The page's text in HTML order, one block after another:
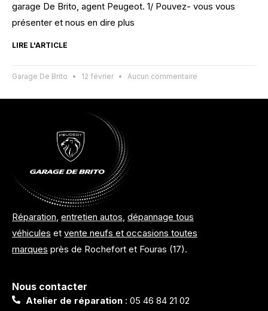
garage De Brito, agent Peugeot. 1/ Pouvez- vous vous
présenter et nous en dire plus
LIRE L'ARTICLE
Garage De Brito 12 février Aucun commentaire
Réparation entretien autos dépannage tous
véhicules et vente neufs et occasions toutes
marques près de Rochefort et Fouras (17).
Nous contacter
Atelier de réparation: 05 46 84 21 02